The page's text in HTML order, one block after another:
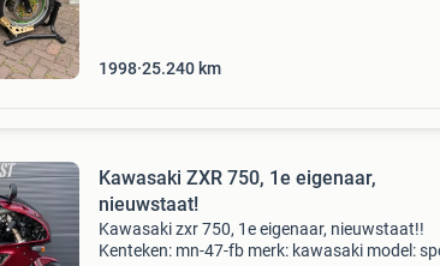
1998 25.240 km
Kawasaki ZXR 750, 1e eigenaar,
nieuwstaat!
Kawasaki zxr 750, 1e eigenaar, nieuwstaat!!
Kenteken: mn-47-fb merk: kawasaki model: